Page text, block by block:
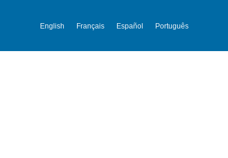
English Français Español Português